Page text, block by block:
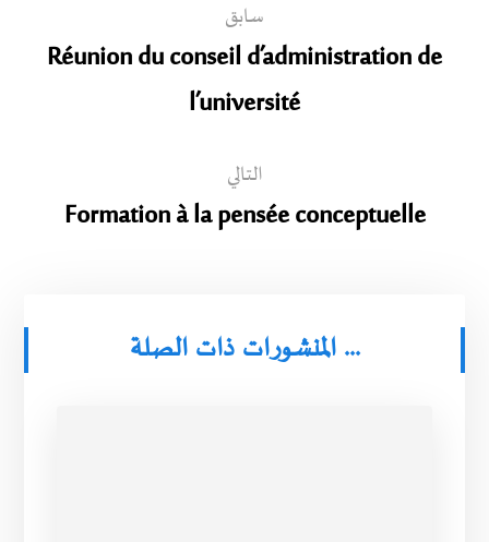
سابق
Réunion du conseil d’administration de
l’université
التالي
Formation à la pensée conceptuelle
المنشورات ذات الصلة ...